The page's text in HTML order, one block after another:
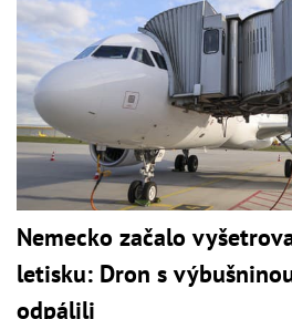
Nemecko začalo
letisku: Dron s
odpálili